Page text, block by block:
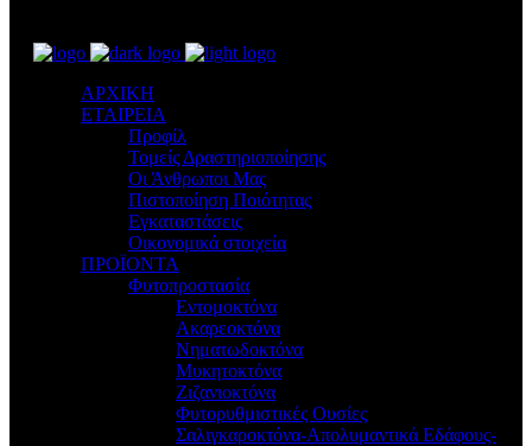
ΑΡΧΙΚΗ
ΕΤΑΙΡΕΙΑ
Προφίλ
Τομείς Δραστηριοποίησης
Οι Άνθρωποι Μας
Πιστοποίηση Ποιότητας
Εγκαταστάσεις
Οικονομικά στοιχεία
ΠΡΟΪΟΝΤΑ
Φυτοπροστασία
Εντομοκτόνα
Ακαρεοκτόνα
Νηματωδοκτόνα
Μυκητοκτόνα
Ζιζανιοκτόνα
Φυτορυθμιστικές Ουσίες
Σαλιγκαροκτόνα-Απολυμαντικά Εδάφους-